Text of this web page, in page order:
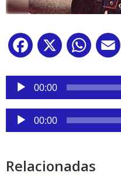
Facebook
X
Reproductor
audio
00:00
Reproductor
de
00:00
Relacionadas